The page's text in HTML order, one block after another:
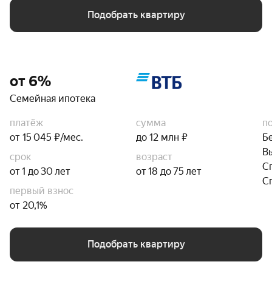
Подобрать квартиру
от 6%
Семейная ипотека
платёж
от 15 045 ₽/мес.
сумма
до 12 млн ₽
срок
от 1 до 30 лет
возраст
от 18 до 75 лет
первый взнос
от 20,1%
Подобрать квартиру